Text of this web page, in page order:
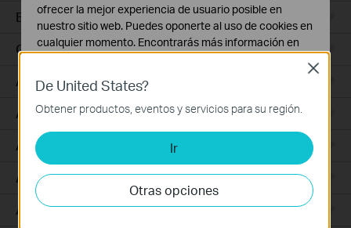
Bridges
GPON
Access Plus
Aggregation
Access Max
Access
Access Pro
De United States?
Obtener productos, eventos y servicios para su región.
Ir
Otras opciones
Close
ofrecer la mejor experiencia de usuario posible en
nuestro sitio web. Puedes oponerte al uso de cookies en
cualquier momento. Encontrarás más información en
Cookies Básicas
Estas cookies son necesarias para el funcionamiento
del sitio web y no pueden desactivarse en tu sistema.
Cookies de Análisis y de Marketing
Las cookies de análisis nos permiten analizar tus
actividades en nuestro sitio web con el fin de mejorar y
adaptar la funcionalidad del mismo.